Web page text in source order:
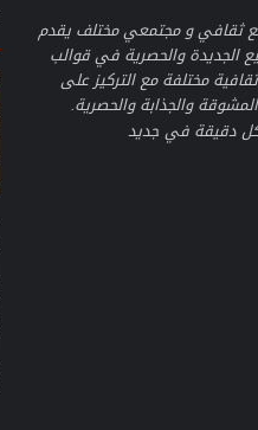
ثقافي و مجتمعي مختلف يقدم
الجديدة والحصرية في قوالب
مختلفة مع التركيز على
والجذابة والحصرية.
دقيقة في جديد